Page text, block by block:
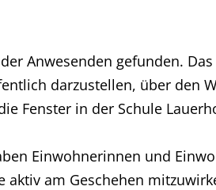
Anwesenden gefunden.
darzustellen, über den
Fenster in der Schule
Einwohnerinnen und
am Geschehen